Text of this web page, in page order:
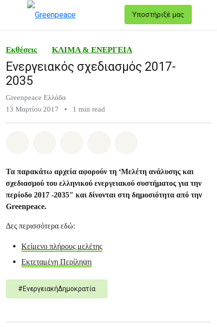
Υποστήριξέ μας
Εκθέσεις ΚΛΙΜΑ & ΕΝΕΡΓΕΙΑ
Ενεργειακός σχεδιασμός 2017-
2035
Greenpeace Ελλάδα
13 Μαρτίου 2017
• 1 min read
Τα παρακάτω αρχεία αφορούν τη ‘Μελέτη ανάλυσης και
σχεδιασμού του ελληνικού ενεργειακού συστήματος για την
περίοδο 2017 -2035″ και δίνονται στη δημοσιότητα από την
Greenpeace.
Δες περισσότερα εδώ:
Κείμενο πλήρους μελέτης
Εκτεταμένη Περίληψη
#ΕνεργειακήΔημοκρατία